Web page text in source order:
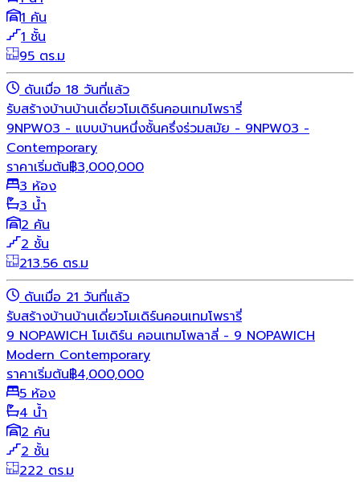
1 คัน
1 ชั้น
95 ตร.ม
ดันเมื่อ 18 วันที่แล้ว
รับสร้างบ้านบ้านเดี่ยวโมเดิร์นคอนเทมโพรารี่
9NPW03 - แบบบ้านหนึ่งชั้นครึ่งร่วมสมัย - 9NPW03 -
Contemporary
ราคาเริ่มต้น฿3,000,000
3 ห้อง
3 น้ำ
2 คัน
2 ชั้น
213.56 ตร.ม
ดันเมื่อ 21 วันที่แล้ว
รับสร้างบ้านบ้านเดี่ยวโมเดิร์นคอนเทมโพรารี่
9 NOPAWICH โมเดิร์น คอนเทมโพลาลี่ - 9 NOPAWICH
Modern Contemporary
ราคาเริ่มต้น฿4,000,000
5 ห้อง
4 น้ำ
2 คัน
2 ชั้น
222 ตร.ม